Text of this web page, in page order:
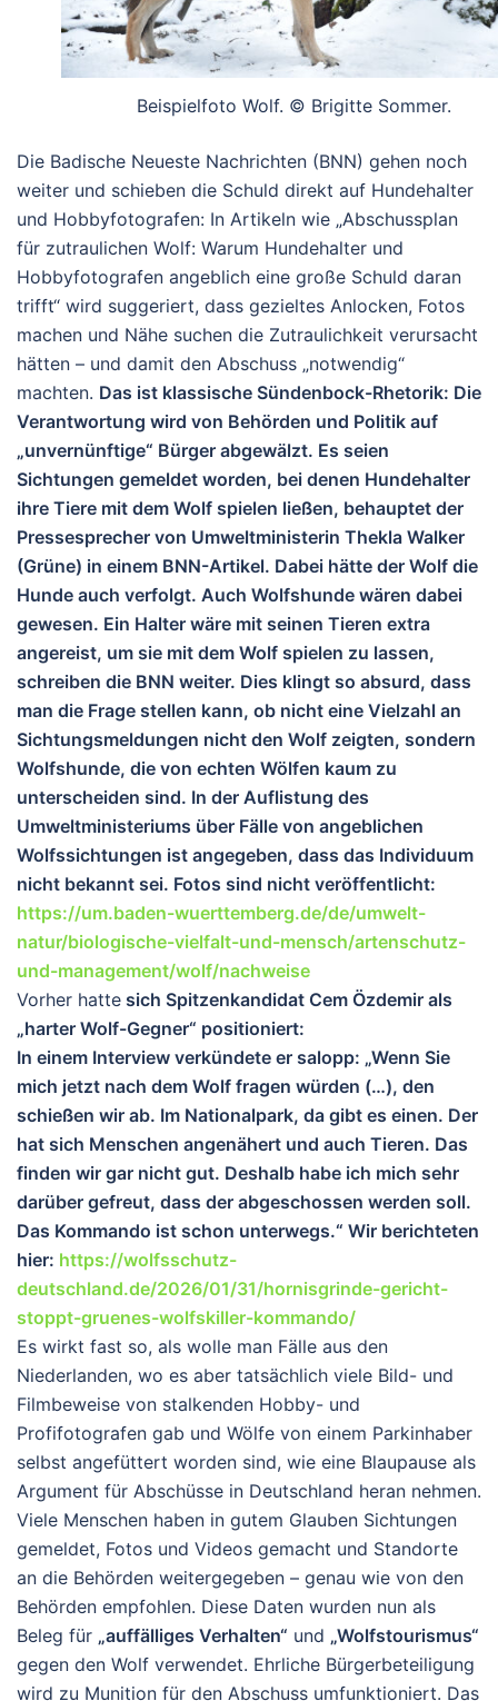
Beispielfoto Wolf. © Brigitte Sommer.
Die Badische Neueste Nachrichten (BNN) gehen noch
weiter und schieben die Schuld direkt auf Hundehalter
und Hobbyfotografen: In Artikeln wie „Abschussplan
für zutraulichen Wolf: Warum Hundehalter und
Hobbyfotografen angeblich eine große Schuld daran
trifft“ wird suggeriert, dass gezieltes Anlocken, Fotos
machen und Nähe suchen die Zutraulichkeit verursacht
hätten – und damit den Abschuss „notwendig“
machten. Das ist klassische Sündenbock-Rhetorik: Die
Verantwortung wird von Behörden und Politik auf
„unvernünftige“ Bürger abgewälzt. Es seien
Sichtungen gemeldet worden, bei denen Hundehalter
ihre Tiere mit dem Wolf spielen ließen, behauptet der
Pressesprecher von Umweltministerin Thekla Walker
(Grüne) in einem BNN-Artikel. Dabei hätte der Wolf die
Hunde auch verfolgt. Auch Wolfshunde wären dabei
gewesen. Ein Halter wäre mit seinen Tieren extra
angereist, um sie mit dem Wolf spielen zu lassen,
schreiben die BNN weiter. Dies klingt so absurd, dass
man die Frage stellen kann, ob nicht eine Vielzahl an
Sichtungsmeldungen nicht den Wolf zeigten, sondern
Wolfshunde, die von echten Wölfen kaum zu
unterscheiden sind. In der Auflistung des
Umweltministeriums über Fälle von angeblichen
Wolfssichtungen ist angegeben, dass das Individuum
nicht bekannt sei. Fotos sind nicht veröffentlicht:
https://um.baden-wuerttemberg.de/de/umwelt-
natur/biologische-vielfalt-und-mensch/artenschutz-
und-management/wolf/nachweise
Vorher hatte sich Spitzenkandidat Cem Özdemir als
„harter Wolf-Gegner“ positioniert:
In einem Interview verkündete er salopp: „Wenn Sie
mich jetzt nach dem Wolf fragen würden (…), den
schießen wir ab. Im Nationalpark, da gibt es einen. Der
hat sich Menschen angenähert und auch Tieren. Das
finden wir gar nicht gut. Deshalb habe ich mich sehr
darüber gefreut, dass der abgeschossen werden soll.
Das Kommando ist schon unterwegs.“ Wir berichteten
hier: https://wolfsschutz-
deutschland.de/2026/01/31/hornisgrinde-gericht-
stoppt-gruenes-wolfskiller-kommando/
Es wirkt fast so, als wolle man Fälle aus den
Niederlanden, wo es aber tatsächlich viele Bild- und
Filmbeweise von stalkenden Hobby- und
Profifotografen gab und Wölfe von einem Parkinhaber
selbst angefüttert worden sind, wie eine Blaupause als
Argument für Abschüsse in Deutschland heran nehmen.
Viele Menschen haben in gutem Glauben Sichtungen
gemeldet, Fotos und Videos gemacht und Standorte
an die Behörden weitergegeben – genau wie von den
Behörden empfohlen. Diese Daten wurden nun als
Beleg für „auffälliges Verhalten“ und „Wolfstourismus“
gegen den Wolf verwendet. Ehrliche Bürgerbeteiligung
wird zu Munition für den Abschuss umfunktioniert. Das